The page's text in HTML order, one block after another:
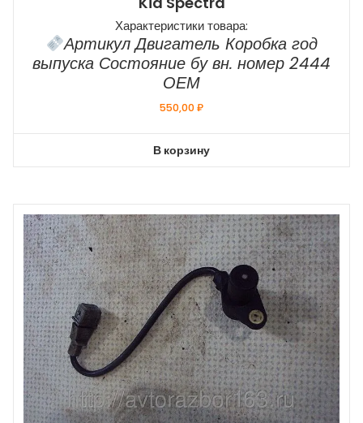
Характеристики товара:
Артикул Двигатель Коробка год
выпуска Состояние бу вн. номер 2444
ОЕМ
550,00₽
В корзину